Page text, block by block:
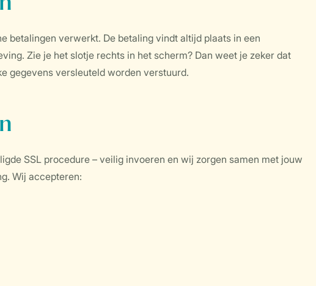
gegevens versleuteld worden verstuurd.
SSL procedure – veilig invoeren en wij zorgen samen met jouw
Wij accepteren: